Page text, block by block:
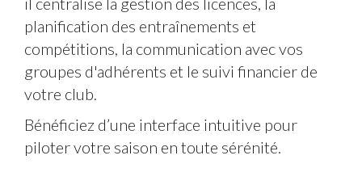
planification des entraînements et
compétitions, la communication avec vos
groupes d'adhérents et le suivi financier de
votre club.
Bénéficiez d’une interface intuitive pour
piloter votre saison en toute sérénité.